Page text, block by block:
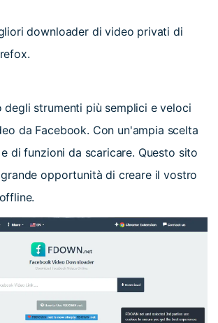
downloader di video privati di
degli strumenti più semplici e veloci
da Facebook. Con un'ampia scelta
di funzioni da scaricare. Questo sito
opportunità di creare il vostro